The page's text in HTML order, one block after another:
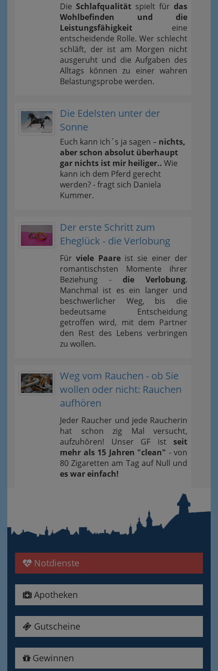
Die Schlafqualität spielt für das
Wohlbefinden und die
Leistungsfähigkeit eine
entscheidende Rolle. Wer schlecht
schläft, der ist am Morgen nicht
ausgeruht und die Aufgaben des
Alltags können zu einer wahren
Belastungsprobe werden.
Die Edelsten unter der
Sonne
Euch kann ich´s ja sagen – nichts,
aber schon absolut überhaupt
gar nichts ist mir heiliger.. Wie
kann ich dem Pferd gerecht
werden? - fragt sich Daniela
Kummer.
Der erste Schritt zum
Eheglück - die Verlobung
Fürviele Paareist sie einer der
romantischsten Momente ihrer
Beziehung - die Verlobung.
Manchmal ist es ein langer und
beschwerlicher Weg, bis die
bedeutsame Entscheidung
getroffen wird, mit dem Partner
den Rest des Lebens verbringen
zu wollen.
Weg vom Rauchen - ob Sie
wollen oder nicht: Rauchen
aufhören
Jeder Raucher und jede Raucherin
hat schon zig Mal versucht,
aufzuhören! Unser GF ist seit
mehr als 15 Jahren "clean" - von
80 Zigaretten am Tag auf Null und
es war einfach!
Notdienste
Apotheken
Gutscheine
Gewinnen